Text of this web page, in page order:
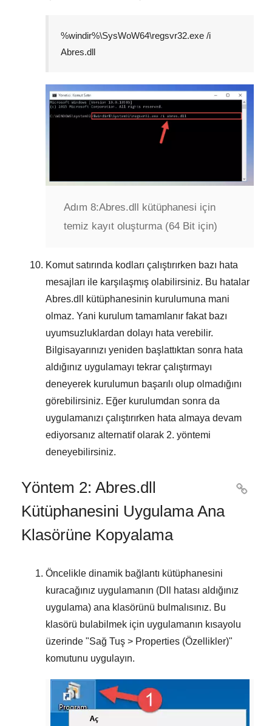
%windir%\SysWoW64\regsvr32.exe /i
Abres.dll
Adım 8:Abres.dll kütüphanesi için
temiz kayıt oluşturma (64 Bit için)
Komut satırında kodları çalıştırırken bazı hata
mesajları ile karşılaşmış olabilirsiniz. Bu hatalar
Abres.dll
kütüphanesinin kurulumuna mani
olmaz. Yani kurulum tamamlanır fakat bazı
uyumsuzluklardan dolayı hata verebilir.
Bilgisayarınızı yeniden başlattıktan sonra hata
aldığınız uygulamayı tekrar çalıştırmayı
deneyerek kurulumun başarılı olup olmadığını
görebilirsiniz. Eğer kurulumdan sonra da
uygulamanızı çalıştırırken hata almaya devam
ediyorsanız alternatif olarak 2. yöntemi
deneyebilirsiniz.
Yöntem 2: Abres.dll
Kütüphanesini Uygulama Ana
Klasörüne Kopyalama

Öncelikle dinamik bağlantı kütüphanesini
kuracağınız uygulamanın (Dll hatası aldığınız
uygulama) ana klasörünü bulmalısınız. Bu
klasörü bulabilmek için uygulamanın kısayolu
üzerinde "Sağ Tuş > Properties (Özellikler)"
komutunu uygulayın.